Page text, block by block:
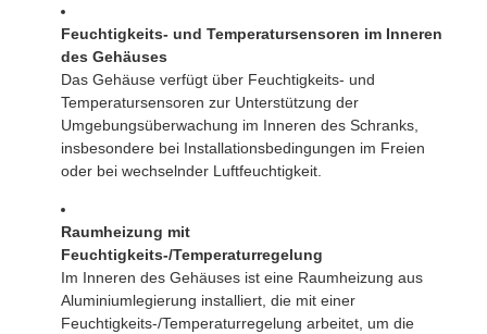
Feuchtigkeits- und Temperatursensoren im Inneren
des Gehäuses
Das Gehäuse verfügt über Feuchtigkeits- und
Temperatursensoren zur Unterstützung der
Umgebungsüberwachung im Inneren des Schranks,
insbesondere bei Installationsbedingungen im Freien
oder bei wechselnder Luftfeuchtigkeit.
Raumheizung mit
Feuchtigkeits-/Temperaturregelung
Im Inneren des Gehäuses ist eine Raumheizung aus
Aluminiumlegierung installiert, die mit einer
Feuchtigkeits-/Temperaturregelung arbeitet, um die